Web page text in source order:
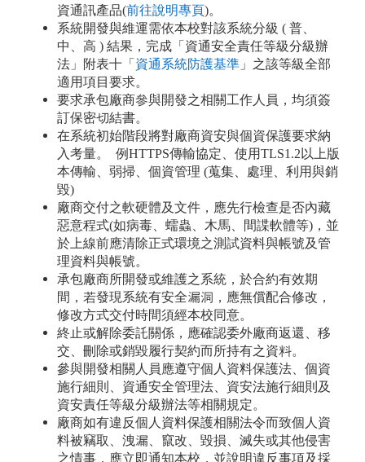
資通訊產品(前往說明專頁)。
系統開發與維運需依本校對該系統分級 ( 普、
中、高 ) 結果，完成「資通安全責任等級分級辦
法」附表十「 資通系統防護基準 」之該等級全部
適用項目要求。
要求承包廠商參與開發之相關工作人員，均須簽
訂保密切結書。
在系統初始階段將對廠商資安與個資保護要求納
入考量。 例HTTPS傳輸協定、使用TLS1.2以上版
本傳輸、弱掃、個資管理 (蒐集、處理、利用與銷
毀)
廠商交付之軟硬體及文件，應先行檢查是否內藏
惡意程式(如病毒、蠕蟲、木馬、間諜軟體等)，並
於上線前應清除正式環境之測試資料與帳號及管
理資料與帳號。
承包廠商所開發或維護之系統，於合約有效期
間，若發現系統有安全漏洞，應無償配合修改，
修改方式交付時間須經本校同意。
終止或解除委託關係，應確認委外廠商返還、移
交、刪除或銷毀履行契約而所持有之資料。
參與開發相關人員應遵守個人資料保護法、個資
施行細則、資通安全管理法、資安法施行細則及
資安責任等級分級辦法等相關規定。
廠商如有違反個人資料保護相關法令而致個人資
料被竊取、洩漏、竄改、毀損、滅失或其他侵害
之情事，應立即通知本校，並說明違反事項及採